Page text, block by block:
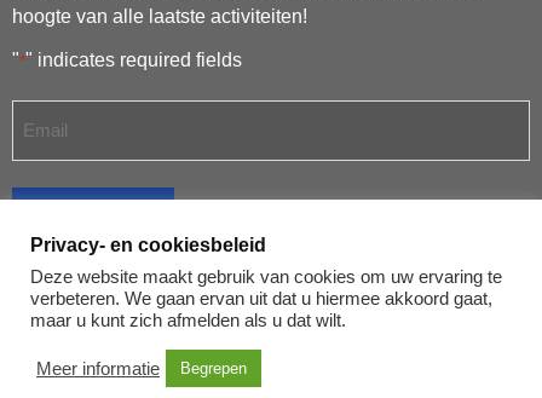
hoogte van alle laatste activiteiten!
"*" indicates required fields
Copyright 2026 ©
Privacy- en cookiesbeleid
Deze website maakt gebruik van cookies om uw ervaring te
verbeteren. We gaan ervan uit dat u hiermee akkoord gaat,
maar u kunt zich afmelden als u dat wilt.
Meer informatie Begrepen